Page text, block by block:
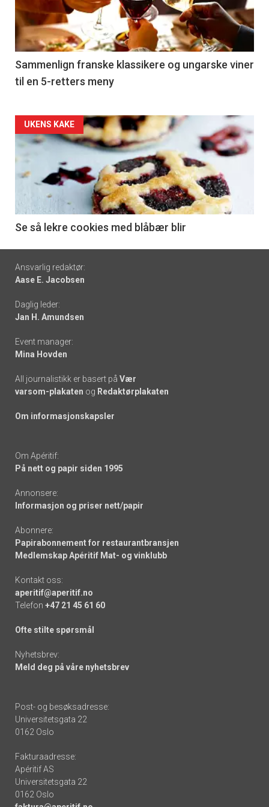
nå
-
5
Sammenlign franske klassikere og ungarske viner
til en 5-retters meny
Forsiden
akkurat
nå
6
UKENS KAKE
Se så lekre cookies med blåbær blir
Footer
-
links
Ansvarlig redaktør:
Aase E. Jacobsen
Daglig leder:
Jan H. Amundsen
Event manager:
Mina Hovden
All journalistikk er basert på Vær
varsom-plakaten og Redaktørplakaten
Om informasjonskapsler
Om Apéritif:
På nett og papir siden 1995
Annonsere:
Informasjon og priser nett/papir
Abonnere:
Papirabonnement for restaurantbransjen
Medlemskap Apéritif Mat- og vinklubb
Kontakt oss:
aperitif@aperitif.no
Telefon +47 21 45 61 60
Ofte stilte spørsmål
Nyhetsbrev:
Meld deg på våre nyhetsbrev
Post- og besøksadresse:
Universitetsgata 22
0162 Oslo
Fakturaadresse:
Apéritif AS
Universitetsgata 22
0162 Oslo